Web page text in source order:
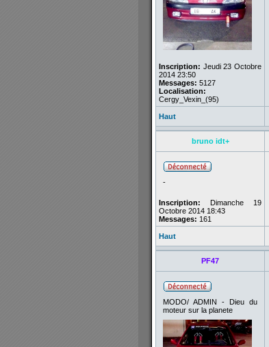
Inscription: Jeudi 23 Octobre
2014 23:50
Messages: 5127
Localisation:
Cergy_Vexin_(95)
Haut
bruno idt+
-
Inscription: Dimanche 19
Octobre 2014 18:43
Messages: 161
Haut
PF47
MODO/ ADMIN - Dieu du
moteur sur la planete